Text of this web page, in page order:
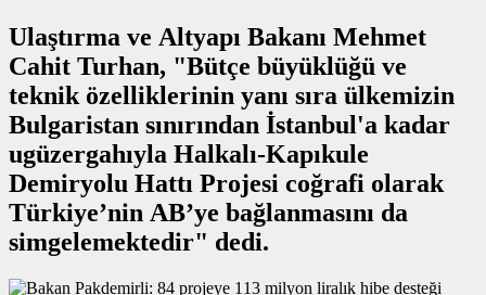
Ulaştırma ve Altyapı Bakanı Mehmet
Cahit Turhan, "Bütçe büyüklüğü ve
teknik özelliklerinin yanı sıra ülkemizin
Bulgaristan sınırından İstanbul'a kadar
ugüzergahıyla Halkalı-Kapıkule
Demiryolu Hattı Projesi coğrafi olarak
Türkiye’nin AB’ye bağlanmasını da
simgelemektedir" dedi.